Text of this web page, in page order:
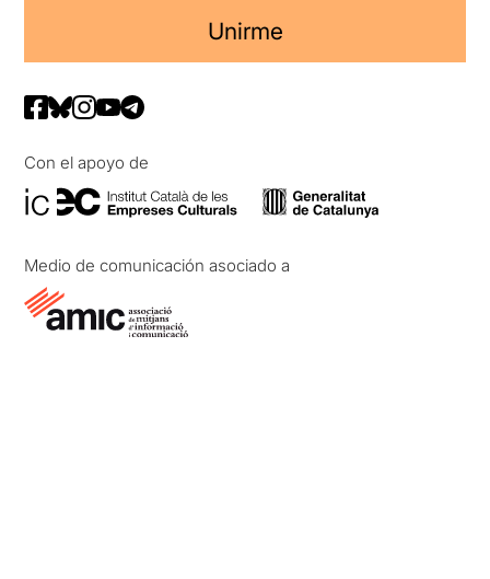
Unirme
Con el apoyo de
Medio de comunicación asociado a